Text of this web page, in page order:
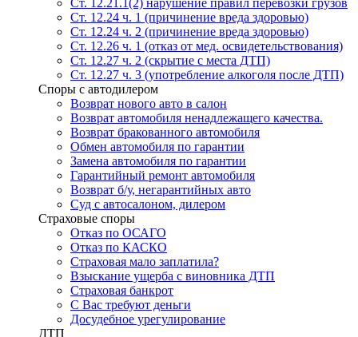
Ст. 12.21.1(2) нарушение правил перевозки грузов
Ст. 12.24 ч. 1 (причинение вреда здоровью)
Ст. 12.24 ч. 2 (причинение вреда здоровью)
Ст. 12.26 ч. 1 (отказ от мед. освидетельствования)
Ст. 12.27 ч. 2 (скрытие с места ДТП)
Ст. 12.27 ч. 3 (употребление алкоголя после ДТП)
Споры с автодилером
Возврат нового авто в салон
Возврат автомобиля ненадлежащего качества.
Возврат бракованного автомобиля
Обмен автомобиля по гарантии
Замена автомобиля по гарантии
Гарантийный ремонт автомобиля
Возврат б/у, негарантийных авто
Суд с автосалоном, дилером
Страховые споры
Отказ по ОСАГО
Отказ по КАСКО
Страховая мало заплатила?
Взыскание ущерба с виновника ДТП
Страховая банкрот
С Вас требуют деньги
Досудебное урегулирование
ДТП